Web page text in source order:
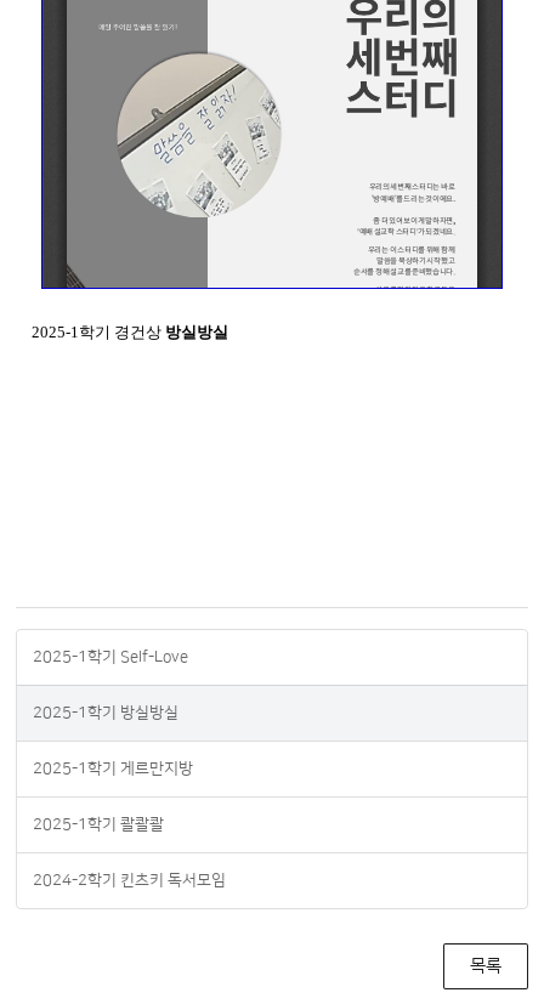
2025-1학기 경건상 방실방실
2025-1학기 Self-Love
2025-1학기 방실방실
2025-1학기 게르만지방
2025-1학기 콸콸콸
2024-2학기 킨츠키 독서모임
목록